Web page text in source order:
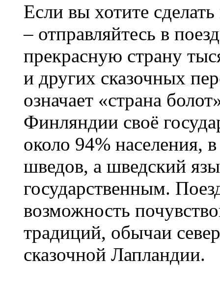
Если вы хотите
– отправляйтесь в
прекрасную страну
и других сказочных
означает «страна
Финляндии своё
около 94% населения,
шведов, а шведский
государственным.
возможность
традиций, обычаи
сказочной Лапландии.